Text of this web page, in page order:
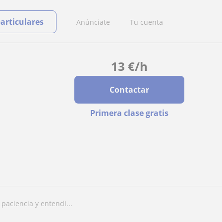
Anúnciate Tu cuenta
13 €/h
Contactar
Primera clase gratis
paciencia y entendi...